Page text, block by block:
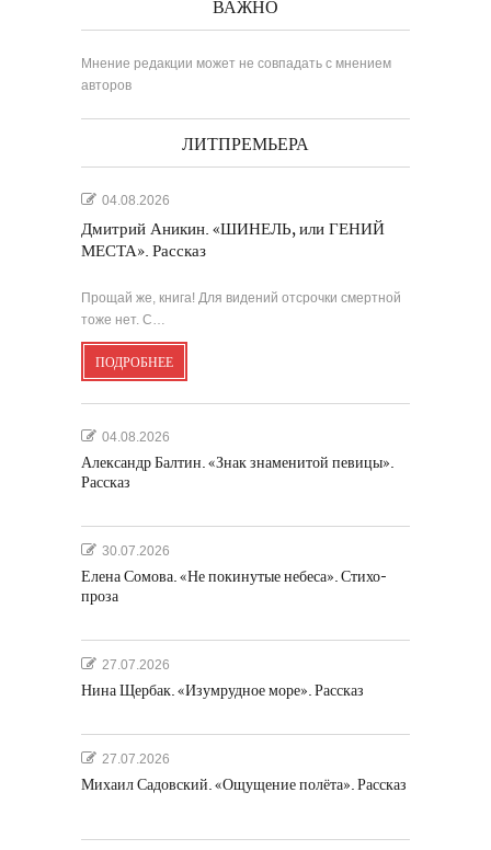
ВАЖНО
Мнение редакции может не совпадать с мнением
авторов
ЛИТПРЕМЬЕРА
04.08.2026
Дмитрий Аникин. «ШИНЕЛЬ, или ГЕНИЙ
МЕСТА». Рассказ
Прощай же, книга! Для видений отсрочки смертной
тоже нет. С…
ПОДРОБНЕЕ
04.08.2026
Александр Балтин. «Знак знаменитой певицы».
Рассказ
30.07.2026
Елена Сомова. «Не покинутые небеса». Стихо-
проза
27.07.2026
Нина Щербак. «Изумрудное море». Рассказ
27.07.2026
Михаил Садовский. «Ощущение полёта». Рассказ